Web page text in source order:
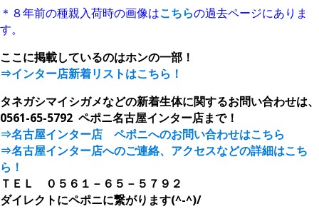
＊８年前の種親入荷時の画像はこちらの過去ページにありま
す。
ここに掲載しているのはホンの一部！
⇒インター店新着リストはこちら！
タネガシマイシガメなどの新着生体に関するお問い合わせは、
0561-65-5792 ペポニ名古屋インター店まで！
⇒名古屋インター店 ペポニへのお問い合わせはこちら
⇒名古屋インター店へのご連絡、アクセスなどの詳細はこち
ら！
ＴＥＬ ０５６１－６５－５７９２
ダイレクトにペポニに繋がります(^-^)/